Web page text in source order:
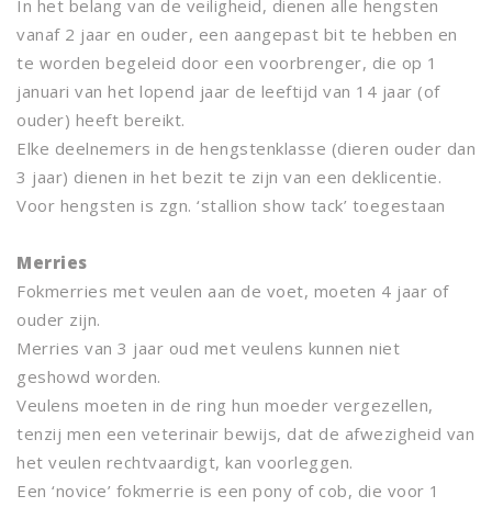
In het belang van de veiligheid, dienen alle hengsten
vanaf 2 jaar en ouder, een aangepast bit te hebben en
te worden begeleid door een voorbrenger, die op 1
januari van het lopend jaar de leeftijd van 14 jaar (of
ouder) heeft bereikt.
Elke deelnemers in de hengstenklasse (dieren ouder dan
3 jaar) dienen in het bezit te zijn van een deklicentie.
Voor hengsten is zgn. ‘stallion show tack’ toegestaan
Merries
Fokmerries met veulen aan de voet, moeten 4 jaar of
ouder zijn.
Merries van 3 jaar oud met veulens kunnen niet
geshowd worden.
Veulens moeten in de ring hun moeder vergezellen,
tenzij men een veterinair bewijs, dat de afwezigheid van
het veulen rechtvaardigt, kan voorleggen.
Een ‘novice’ fokmerrie is een pony of cob, die voor 1